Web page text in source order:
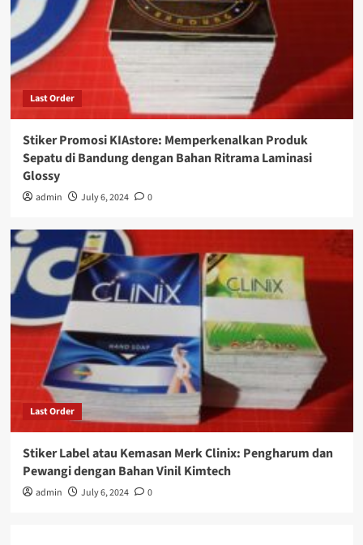
Last Order
Stiker Promosi KIAstore: Memperkenalkan Produk
Sepatu di Bandung dengan Bahan Ritrama Laminasi
Glossy
admin July 6, 2024 0
Last Order
Stiker Label atau Kemasan Merk Clinix: Pengharum dan
Pewangi dengan Bahan Vinil Kimtech
admin July 6, 2024 0